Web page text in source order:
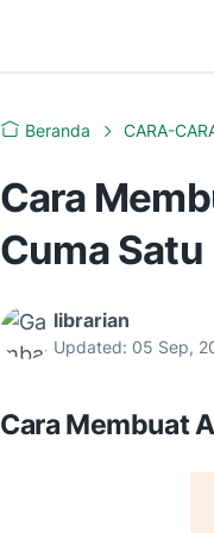
Beranda CARA-
Cara
Cuma
librarian
Updated: 05 Sep,
Cara Membuat